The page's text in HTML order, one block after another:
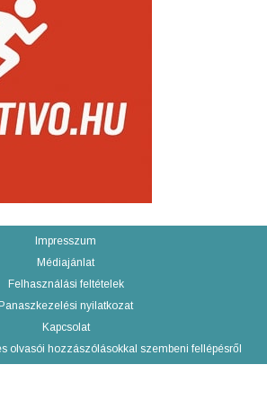
Impresszum
Médiajánlat
Felhasználási feltételek
nyilatkozat
Kapcsolat
olvasói hozzászólásokkal szembeni fellépésről